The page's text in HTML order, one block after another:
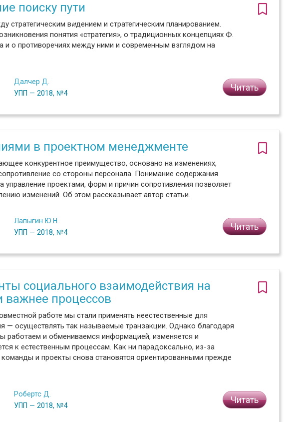
поиску пути
стратегическим видением и стратегическим планированием.
понятия «стратегия», о традиционных концепциях Ф.
и о противоречиях между ними и современным взглядом на
Далчер Д.
УПП — 2018, №4
Читать
в проектном менеджменте
конкурентное преимущество, основано на изменениях,
со стороны персонала. Понимание содержания
проектами, форм и причин сопротивления позволяет
изменений. Об этом рассказывает автор статьи.
Лапыгин Ю.Н.
УПП — 2018, №4
Читать
социального взаимодействия на
процессов
работе мы стали применять неестественные для
— осуществлять так называемые транзакции. Однако благодаря
работаем и обмениваемся информацией, изменяется и
к естественным процессам. Как ни парадоксально, из-за
команды и проекты снова становятся ориентированными прежде
Робертс Д.
УПП — 2018, №4
Читать